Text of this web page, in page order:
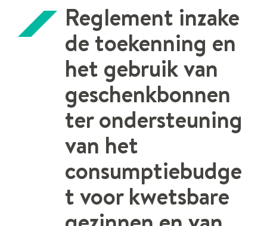
Reglement inzake
de toekenning en
het gebruik van
geschenkbonnen
ter ondersteuning
van het
consumptiebudge
t voor kwetsbare